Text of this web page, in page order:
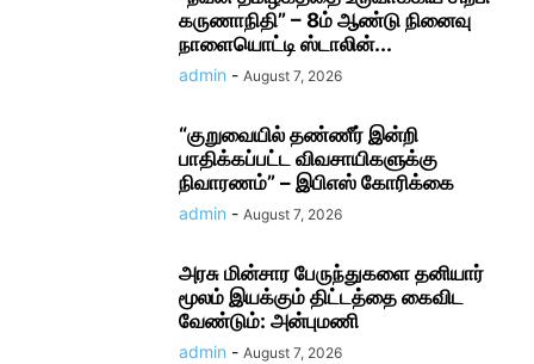
கருணாநிதி” – 8ம் ஆண்டு நினைவு
நாளையொட்டி ஸ்டாலின்...
admin - August 7, 2026
“குறுவையில் தண்ணீர் இன்றி
பாதிக்கப்பட்ட விவசாயிகளுக்கு
நிவாரணம்” – இபிஎஸ் கோரிக்கை
admin - August 7, 2026
அரசு மின்சார பேருந்துகளை தனியார்
மூலம் இயக்கும் திட்டத்தை கைவிட
வேண்டும்: அன்புமணி
admin - August 7, 2026